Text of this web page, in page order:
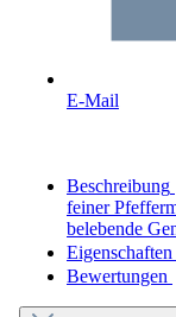
E-Mail
Beschreibung
feiner
belebende
Eigenschaften
Bewertungen